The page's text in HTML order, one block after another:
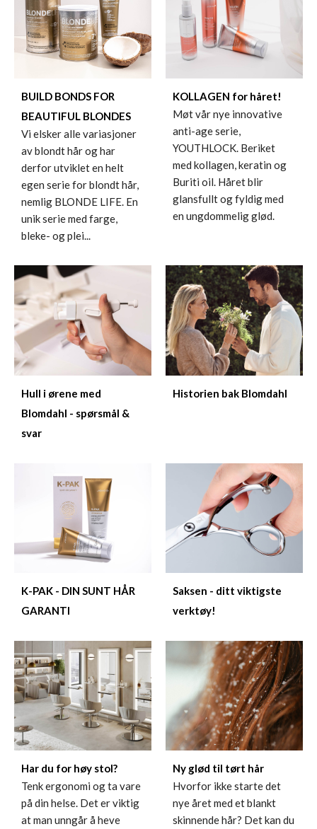
BUILD BONDS FOR
BEAUTIFUL BLONDES
Vi elsker alle variasjoner
av blondt hår og har
derfor utviklet en helt
egen serie for blondt hår,
nemlig BLONDE LIFE. En
unik serie med farge,
bleke- og plei...
KOLLAGEN for håret!
Møt vår nye innovative
anti-age serie,
YOUTHLOCK. Beriket
med kollagen, keratin og
Buriti oil. Håret blir
glansfullt og fyldig med
en ungdommelig glød.
Hull i ørene med
Blomdahl - spørsmål &
svar
Historien bak Blomdahl
K-PAK - DIN SUNT HÅR
GARANTI
Saksen - ditt viktigste
verktøy!
Har du for høy stol?
Tenk ergonomi og ta vare
på din helse. Det er viktig
at man unngår å heve
Ny glød til tørt hår
Hvorfor ikke starte det
nye året med et blankt
skinnende hår? Det kan du